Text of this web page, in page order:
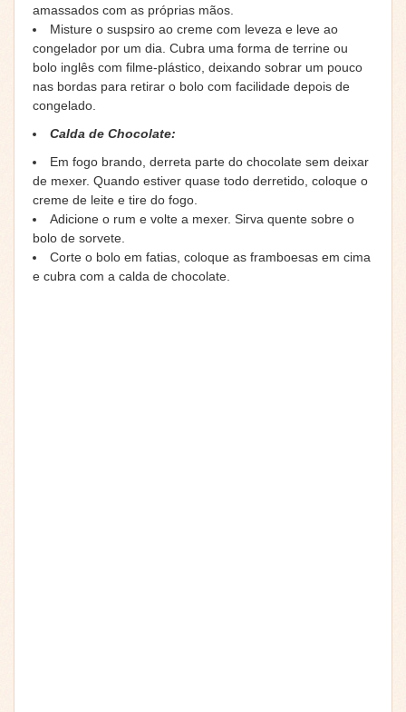
amassados com as próprias mãos.
Misture o suspsiro ao creme com leveza e leve ao
congelador por um dia. Cubra uma forma de terrine ou
bolo inglês com filme-plástico, deixando sobrar um pouco
nas bordas para retirar o bolo com facilidade depois de
congelado.
Calda de Chocolate:
Em fogo brando, derreta parte do chocolate sem deixar
de mexer. Quando estiver quase todo derretido, coloque o
creme de leite e tire do fogo.
Adicione o rum e volte a mexer. Sirva quente sobre o
bolo de sorvete.
Corte o bolo em fatias, coloque as framboesas em cima
e cubra com a calda de chocolate.